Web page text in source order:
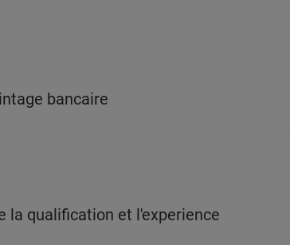
bancaire
la qualification et l'experience